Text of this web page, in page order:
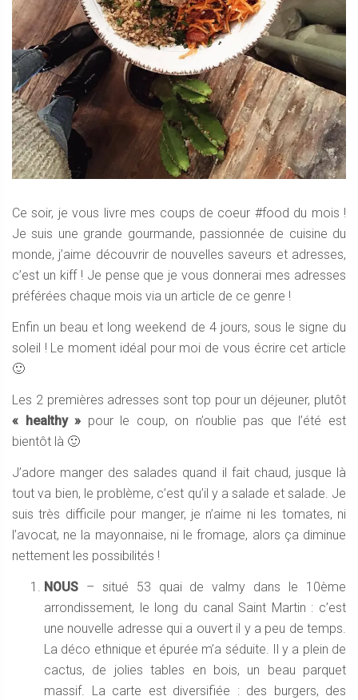
Ce soir, je vous livre mes coups de coeur #food du mois !
Je suis une grande gourmande, passionnée de cuisine du
monde, j’aime découvrir de nouvelles saveurs et adresses,
c’est un kiff ! Je pense que je vous donnerai mes adresses
préférées chaque mois via un article de ce genre !
Enfin un beau et long weekend de 4 jours, sous le signe du
soleil ! Le moment idéal pour moi de vous écrire cet article
🙂
Les 2 premières adresses sont top pour un déjeuner, plutôt
« healthy » pour le coup, on n’oublie pas que l’été est
bientôt là 🙂
J’adore manger des salades quand il fait chaud, jusque là
tout va bien, le problème, c’est qu’il y a salade et salade. Je
suis très difficile pour manger, je n’aime ni les tomates, ni
l’avocat, ne la mayonnaise, ni le fromage, alors ça diminue
nettement les possibilités !
NOUS – situé 53 quai de valmy dans le 10ème
arrondissement, le long du canal Saint Martin : c’est
une nouvelle adresse qui a ouvert il y a peu de temps.
La déco ethnique et épurée m’a séduite. Il y a plein de
cactus, de jolies tables en bois, un beau parquet
massif. La carte est diversifiée : des burgers, des